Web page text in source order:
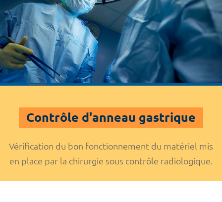
Contrôle d'anneau gastrique
Vérification du bon fonctionnement du matériel mis
en place par la chirurgie sous contrôle radiologique.